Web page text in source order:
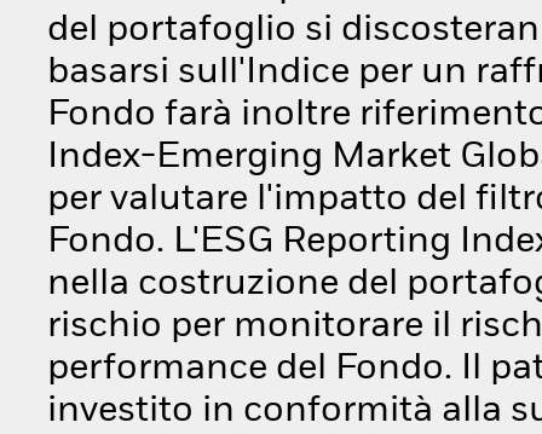
del portafoglio si
basarsi sull'Indice per un
Fondo farà inoltre
Index-Emerging Market
per valutare l'impatto del
Fondo. L'ESG Reporting
nella costruzione del
rischio per monitorare il
performance del Fondo. Il
investito in conformità alla